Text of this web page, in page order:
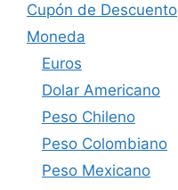
Cupón de Descuento
Moneda
Euros
Dolar Americano
Peso Chileno
Peso Colombiano
Peso Mexicano